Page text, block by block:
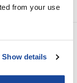
from your use
Show details301